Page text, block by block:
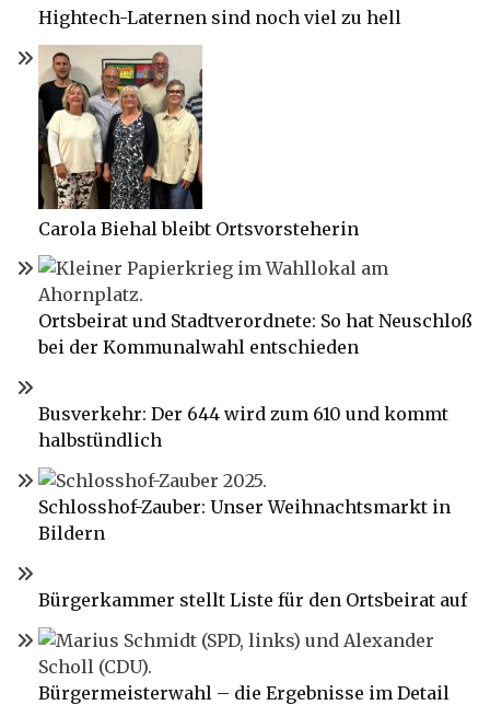
Hightech-Laternen sind noch viel zu hell
Carola Biehal bleibt Ortsvorsteherin
Ortsbeirat und Stadtverordnete: So hat Neuschloß
bei der Kommunalwahl entschieden
Busverkehr: Der 644 wird zum 610 und kommt
halbstündlich
Schlosshof-Zauber: Unser Weihnachtsmarkt in
Bildern
Bürgerkammer stellt Liste für den Ortsbeirat auf
Bürgermeisterwahl – die Ergebnisse im Detail